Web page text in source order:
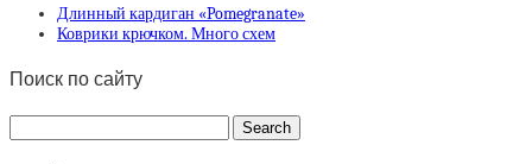
Длинный кардиган «Pomegranate»
Коврики крючком. Много схем
Поиск по сайту